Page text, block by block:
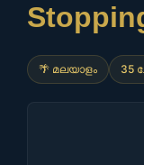
🌴 മലയാളം 35